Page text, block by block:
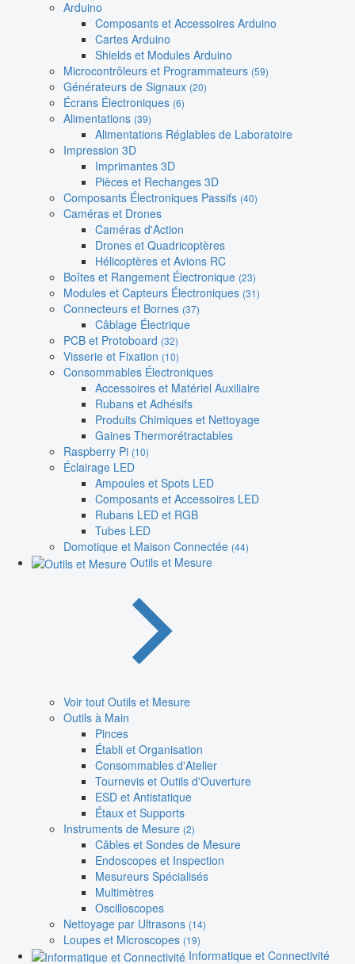
Arduino
Composants et Accessoires Arduino
Cartes Arduino
Shields et Modules Arduino
Microcontrôleurs et Programmateurs (59)
Générateurs de Signaux (20)
Écrans Électroniques (6)
Alimentations (39)
Alimentations Réglables de Laboratoire
Impression 3D
Imprimantes 3D
Pièces et Rechanges 3D
Composants Électroniques Passifs (40)
Caméras et Drones
Caméras d'Action
Drones et Quadricoptères
Hélicoptères et Avions RC
Boîtes et Rangement Électronique (23)
Modules et Capteurs Électroniques (31)
Connecteurs et Bornes (37)
Câblage Électrique
PCB et Protoboard (32)
Visserie et Fixation (10)
Consommables Électroniques
Accessoires et Matériel Auxiliaire
Rubans et Adhésifs
Produits Chimiques et Nettoyage
Gaines Thermorétractables
Raspberry Pi (10)
Éclairage LED
Ampoules et Spots LED
Composants et Accessoires LED
Rubans LED et RGB
Tubes LED
Domotique et Maison Connectée (44)
Outils et Mesure
Voir tout Outils et Mesure
Outils à Main
Pinces
Établi et Organisation
Consommables d'Atelier
Tournevis et Outils d'Ouverture
ESD et Antistatique
Étaux et Supports
Instruments de Mesure (2)
Câbles et Sondes de Mesure
Endoscopes et Inspection
Mesureurs Spécialisés
Multimètres
Oscilloscopes
Nettoyage par Ultrasons (14)
Loupes et Microscopes (19)
Informatique et Connectivité